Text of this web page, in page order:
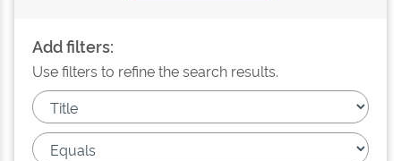
Add filters:
Use filters to refine the search results.